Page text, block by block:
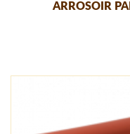
ARROSOIR